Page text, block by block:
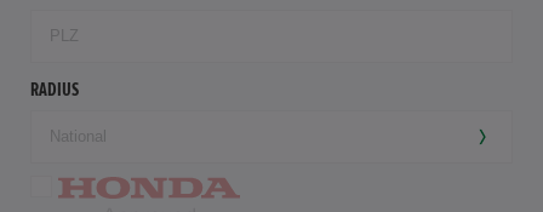
RADIUS